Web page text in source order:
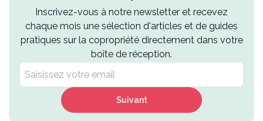
Inscrivez-vous à notre newsletter et recevez
chaque mois une sélection d'articles et de guides
pratiques sur la copropriété directement dans votre
boîte de réception.
Suivant